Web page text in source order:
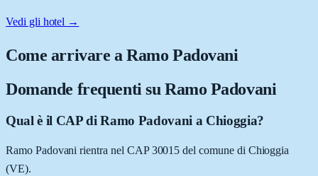
Vedi gli hotel →
Come arrivare aRamo Padovani
Domande frequenti su Ramo Padovani
Qual è il CAP di Ramo Padovani a Chioggia?
Ramo Padovani rientra nel CAP 30015 del comune di Chioggia
(VE).